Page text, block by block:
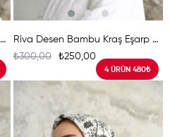
Riva Desen Bambu Kraş Eşarp Parlament
Riva Desen Bambu Kraş Eşarp Yeşil
₺250,00
₺300,00
4 ÜRÜN 480₺